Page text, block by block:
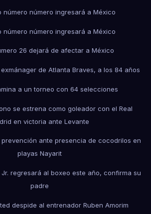
número número ingresará a México
número número ingresará a México
26 dejará de afectar a México
de Atlanta Braves, a los 84 años
a un torneo con 64 selecciones
se estrena como goleador con el Real
en victoria ante Levante
ante presencia de cocodrilos en
playas Nayarit
regresará al boxeo este año, confirma su
padre
despide al entrenador Ruben Amorim